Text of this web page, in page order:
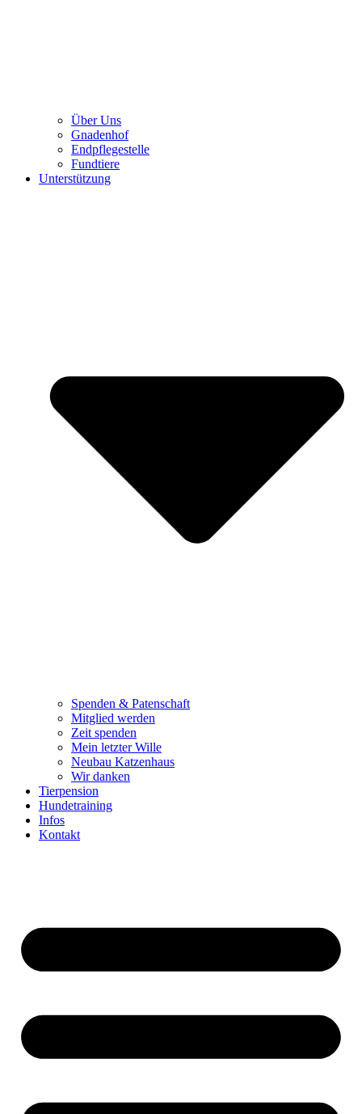
Über Uns
Gnadenhof
Endpflegestelle
Fundtiere
Unterstützung
Spenden & Patenschaft
Mitglied werden
Zeit spenden
Mein letzter Wille
Neubau Katzenhaus
Wir danken
Tierpension
Hundetraining
Infos
Kontakt